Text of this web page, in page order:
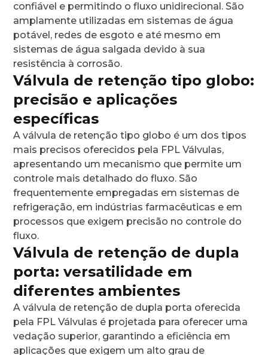
confiável e permitindo o fluxo unidirecional. São
amplamente utilizadas em sistemas de água
potável, redes de esgoto e até mesmo em
sistemas de água salgada devido à sua
resistência à corrosão.
Válvula de retenção tipo globo:
precisão e aplicações
específicas
A válvula de retenção tipo globo é um dos tipos
mais precisos oferecidos pela FPL Válvulas,
apresentando um mecanismo que permite um
controle mais detalhado do fluxo. São
frequentemente empregadas em sistemas de
refrigeração, em indústrias farmacêuticas e em
processos que exigem precisão no controle do
fluxo.
Válvula de retenção de dupla
porta: versatilidade em
diferentes ambientes
A válvula de retenção de dupla porta oferecida
pela FPL Válvulas é projetada para oferecer uma
vedação superior, garantindo a eficiência em
aplicações que exigem um alto grau de